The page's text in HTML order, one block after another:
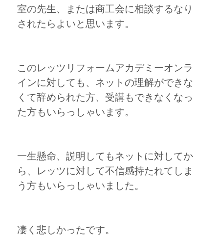
室の先生、または商工会に相談するなり
されたらよいと思います。
このレッツリフォームアカデミーオンラ
インに対しても、ネットの理解ができな
くて辞められた方、受講もできなくなっ
た方もいらっしゃいます。
一生懸命、説明してもネットに対してか
ら、レッツに対して不信感持たれてしま
う方もいらっしゃいました。
凄く悲しかったです。